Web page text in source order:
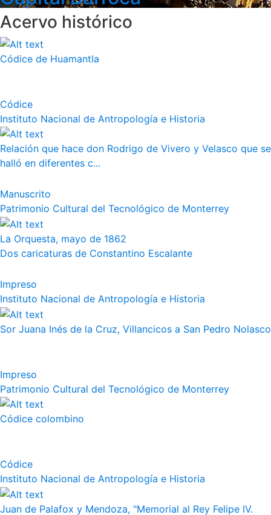
Acervo histórico
Códice de Huamantla
Códice
Instituto Nacional de Antropología e Historia
Relación que hace don Rodrigo de Vivero y Velasco que se
halló en diferentes c...
Manuscrito
Patrimonio Cultural del Tecnológico de Monterrey
La Orquesta, mayo de 1862
Dos caricaturas de Constantino Escalante
Impreso
Instituto Nacional de Antropología e Historia
Sor Juana Inés de la Cruz, Villancicos a San Pedro Nolasco
Impreso
Patrimonio Cultural del Tecnológico de Monterrey
Códice colombino
Códice
Instituto Nacional de Antropología e Historia
Juan de Palafox y Mendoza, "Memorial al Rey Felipe IV.